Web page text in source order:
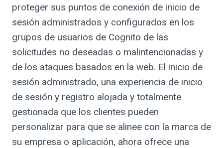
proteger sus puntos de conexión de inicio de
sesión administrados y configurados en los
grupos de usuarios de Cognito de las
solicitudes no deseadas o malintencionadas y
de los ataques basados en la web. El inicio de
sesión administrado, una experiencia de inicio
de sesión y registro alojada y totalmente
gestionada que los clientes pueden
personalizar para que se alinee con la marca de
su empresa o aplicación, ahora ofrece una